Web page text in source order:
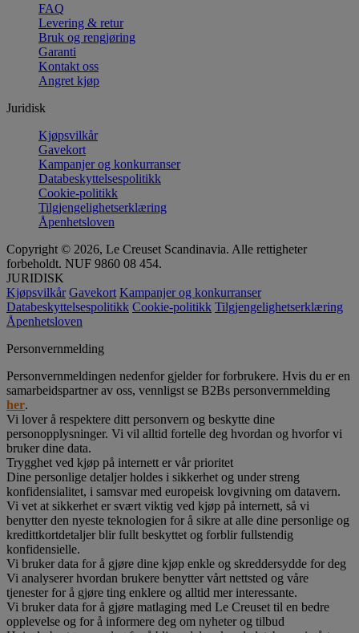
FAQ
Levering & retur
Bruk og rengjøring
Garanti
Kontakt oss
Angret kjøp
Juridisk
Kjøpsvilkår
Gavekort
Kampanjer og konkurranser
Databeskyttelsespolitikk
Cookie-politikk
Tilgjengelighetserklæring
Åpenhetsloven
Copyright © 2026, Le Creuset Scandinavia. Alle rettigheter
forbeholdt. NUF 9860 08 454.
JURIDISK
Kjøpsvilkår Gavekort Kampanjer og konkurranser
Databeskyttelsespolitikk Cookie-politikk Tilgjengelighetserklæring
Åpenhetsloven
Personvernmelding
Personvernmeldingen nedenfor gjelder for forbrukere. Hvis du er en
samarbeidspartner av oss, vennligst se B2Bs personvernmelding
her.
Vi lover å respektere ditt personvern og beskytte dine
personopplysninger. Vi vil alltid fortelle deg hvordan og hvorfor vi
bruker dine data.
Trygghet ved kjøp på internett er vår prioritet
Dine personlige detaljer holdes i sikkerhet og under streng
konfidensialitet, i samsvar med europeisk lovgivning om datavern.
Vi vet at sikkerhet er svært viktig ved kjøp på internett, så vi
benytter den nyeste teknologien for å sikre at alle dine personlige og
kredittkortdetaljer blir fullt beskyttet og forblir fullstendig
konfidensielle.
Vi bruker data for å gjøre dine kjøp enkle og skreddersydde for deg
Vi analyserer hvordan brukere benytter vårt nettsted og våre
tjenester for å gjøre ting enklere og alltid mer interessante.
Vi bruker data for å gjøre matlaging med Le Creuset til en bedre
opplevelse og for å informere deg om nyheter og tilbud